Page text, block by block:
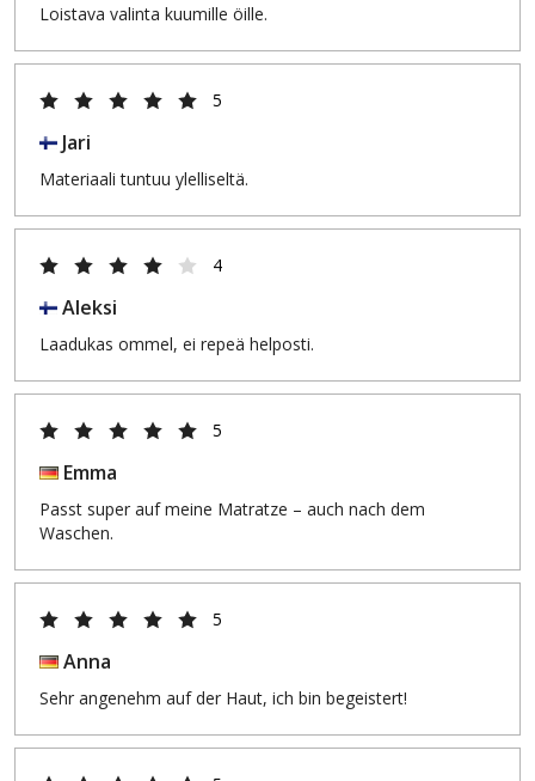
Loistava valinta kuumille öille.
5
Jari
Materiaali tuntuu ylelliseltä.
4
Aleksi
Laadukas ommel, ei repeä helposti.
5
Emma
Passt super auf meine Matratze – auch nach dem
Waschen.
5
Anna
Sehr angenehm auf der Haut, ich bin begeistert!